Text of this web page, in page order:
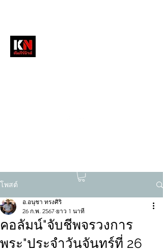
โพสต์
คอลัมน์"จับชีพจรวงการ
พระ"ประจำวันจันทร์ที่ 26
อ.อนุชา ทรงศิริ
26 ก.พ. 2567 ยาว 1 นาที